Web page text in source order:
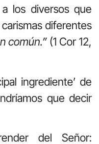
los diversos que
diferentes
común.”(1 Cor 12,
ingrediente’ de
que decir
del Señor: